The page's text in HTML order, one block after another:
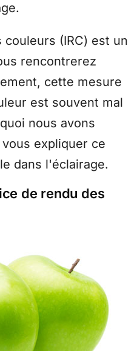
(IRC) est un
rencontrerez
cette mesure
est souvent mal
nous avons
expliquer ce
dans l'éclairage.
de rendu des